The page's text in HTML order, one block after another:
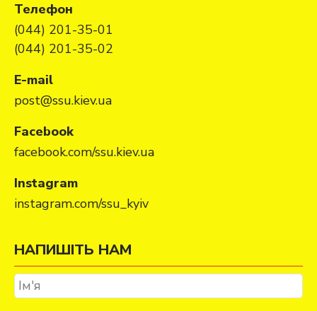
Телефон
(044) 201-35-01
(044) 201-35-02
E-mail
post@ssu.kiev.ua
Facebook
facebook.com/ssu.kiev.ua
Instagram
instagram.com/ssu_kyiv
НАПИШІТЬ НАМ